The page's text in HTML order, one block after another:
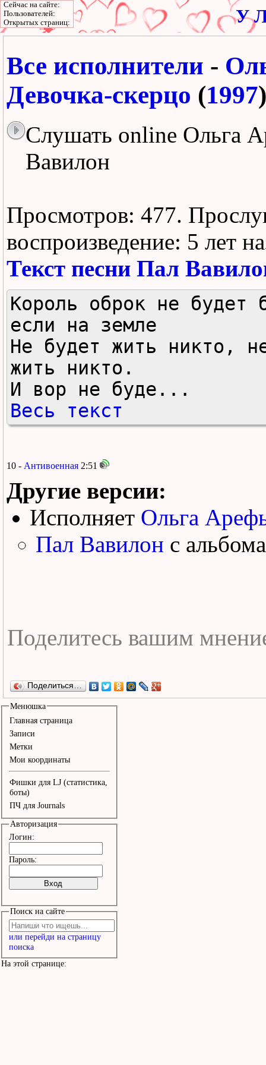
У
Все исполнители -
Девочка-скерцо (1997
Слушать online Ольга
Вавилон
Просмотров: 477.
воспроизведение: 5 лет
Текст песни Пал
Король оброк не будет
если на земле
Не будет жить никто,
жить никто.
И вор не буде...
Весь текст
10 - Антивоенная 2:51
Другие версии:
Исполняет Ольга
Пал Вавилон с
Поделиться…
Менюшка
Главная страница
Записи
Метки
Мои координаты
Фишки для LJ (статистика,
боты)
ПЧ для Journals
Авторизация
Логин:
Пароль:
Поиск на сайте
или перейди на страницу
поиска
На этой странице:
Сейчас на сайте:
Пользователей:
Открытых страниц: